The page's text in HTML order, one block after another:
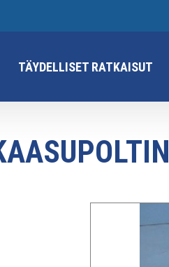
TÄYDELLISET RATKAISUT